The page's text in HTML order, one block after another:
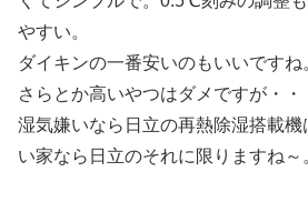
やすい。
ダイキンの一番安いのもいいです
さらとか高いやつはダメですが・・
湿気嫌いなら日立の再熱除湿搭載
い家なら日立のそれに限りますね～